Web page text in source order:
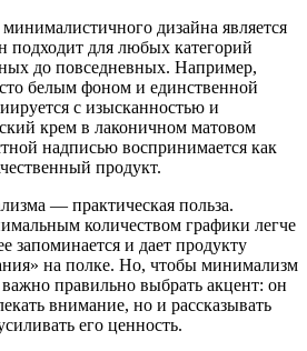
дизайна является
подходит для любых категорий
до повседневных. Например,
белым фоном и единственной
с изысканностью и
крем в лаконичном матовом
надписью воспринимается как
продукт.
— практическая польза.
количеством графики легче
запоминается и дает продукту
на полке. Но, чтобы минимализм
важно правильно выбрать акцент: он
внимание, но и рассказывать
его ценность.